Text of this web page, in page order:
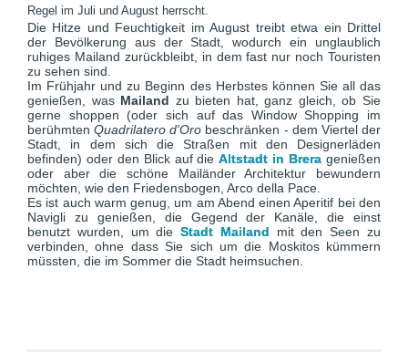
Regel im Juli und August herrscht.
Die Hitze und Feuchtigkeit im August treibt etwa ein Drittel
der Bevölkerung aus der Stadt, wodurch ein unglaublich
ruhiges Mailand zurückbleibt, in dem fast nur noch Touristen
zu sehen sind.
Im Frühjahr und zu Beginn des Herbstes können Sie all das
genießen, was Mailand zu bieten hat, ganz gleich, ob Sie
gerne shoppen (oder sich auf das Window Shopping im
berühmtenQuadrilatero d'Oro beschränken - dem Viertel der
Stadt, in dem sich die Straßen mit den Designerläden
befinden) oder den Blick auf dieAltstadt in Brera genießen
oder aber die schöne Mailänder Architektur bewundern
möchten, wie den Friedensbogen, Arco della Pace.
Es ist auch warm genug, um am Abend einen Aperitif bei den
Navigli zu genießen, die Gegend der Kanäle, die einst
benutzt wurden, um dieStadt Mailand mit den Seen zu
verbinden, ohne dass Sie sich um die Moskitos kümmern
müssten, die im Sommer die Stadt heimsuchen.